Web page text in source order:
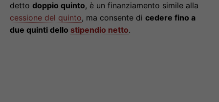
detto doppio quinto, è un finanziamento simile alla
cessione del quinto, ma consente di cedere fino a
due quinti dello stipendio netto.